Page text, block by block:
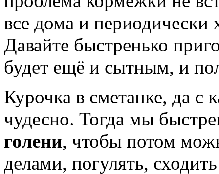
все дома и
Давайте быстренько
будет ещё и сытным, и
Курочка в сметанке, да с
чудесно. Тогда мы
голени, чтобы потом
делами, погулять,